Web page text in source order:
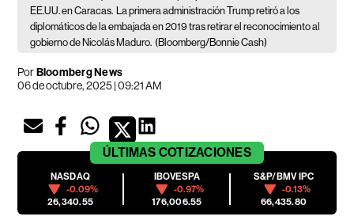
EE.UU. en Caracas. La primera administración Trump retiró a los
diplomáticos de la embajada en 2019 tras retirar el reconocimiento al
gobierno de Nicolás Maduro. (Bloomberg/Bonnie Cash)
PorBloomberg News
06 de octubre, 2025 | 09:21 AM
ÚLTIMAS COTIZACIONES
NASDAQ
-0.09%
26,340.55
IBOVESPA
-0.97%
176,006.55
S&P/BMV IPC
-0.13%
66,435.80